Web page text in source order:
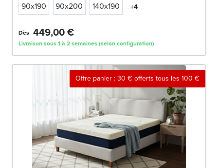
90x190 90x200 140x190 +4
Dès 449,00 €
Livraison sous 1 à 2 semaines (selon configuration)
Offre panier : 30 € offerts tous les 100 €